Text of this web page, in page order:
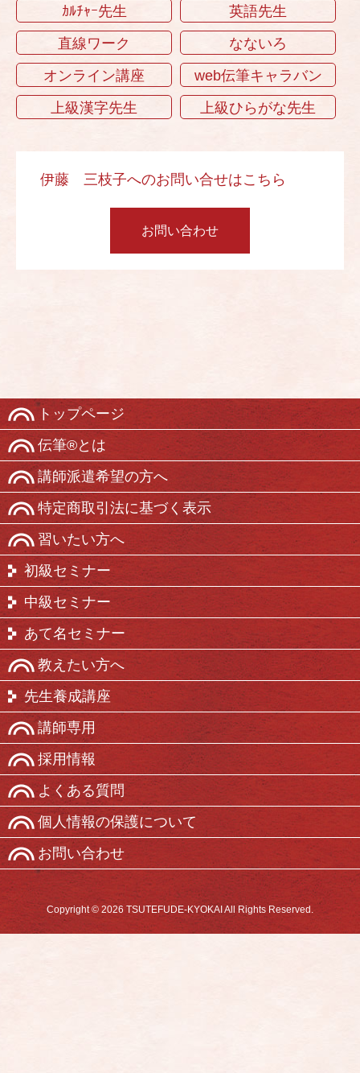
ｶﾙﾁｬｰ先生
英語先生
直線ワーク
なないろ
オンライン講座
web伝筆キャラバン
上級漢字先生
上級ひらがな先生
伊藤 三枝子へのお問い合せはこちら
お問い合わせ
トップページ
伝筆®とは
講師派遣希望の方へ
特定商取引法に基づく表示
習いたい方へ
初級セミナー
中級セミナー
あて名セミナー
教えたい方へ
先生養成講座
講師専用
採用情報
よくある質問
個人情報の保護について
お問い合わせ
Copyright © 2026 TSUTEFUDE-KYOKAI All Rights Reserved.